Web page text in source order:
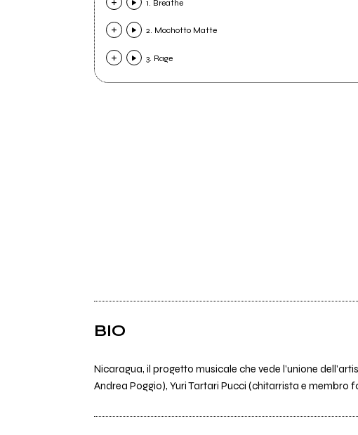
1. Breathe
2. Mochotto Matte
3. Rage
BIO
Nicaragua, il progetto musicale che vede l’unione
Andrea Poggio), Yuri Tartari Pucci (chitarrista e membro